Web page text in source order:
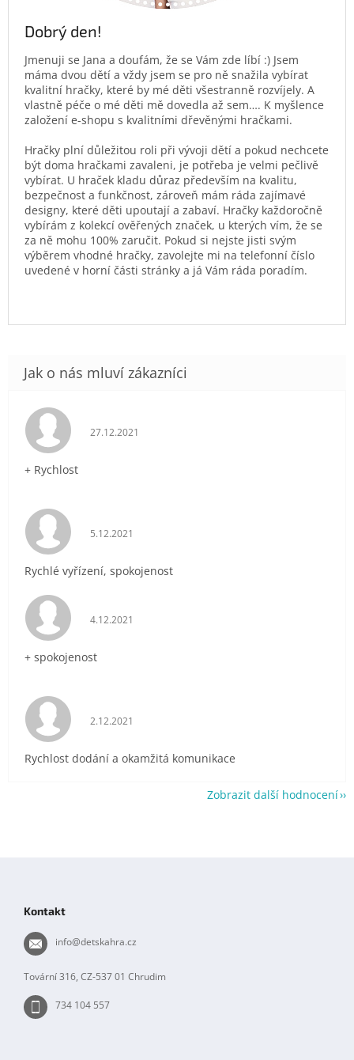
Dobrý den!
Jmenuji se Jana a doufám, že se Vám zde líbí :) Jsem
máma dvou dětí a vždy jsem se pro ně snažila vybírat
kvalitní hračky, které by mé děti všestranně rozvíjely. A
vlastně péče o mé děti mě dovedla až sem…. K myšlence
založení e-shopu s kvalitními dřevěnými hračkami.
Hračky plní důležitou roli při vývoji dětí a pokud nechcete
být doma hračkami zavaleni, je potřeba je velmi pečlivě
vybírat. U hraček kladu důraz především na kvalitu,
bezpečnost a funkčnost, zároveň mám ráda zajímavé
designy, které děti upoutají a zabaví. Hračky každoročně
vybírám z kolekcí ověřených značek, u kterých vím, že se
za ně mohu 100% zaručit. Pokud si nejste jisti svým
výběrem vhodné hračky, zavolejte mi na telefonní číslo
uvedené v horní části stránky a já Vám ráda poradím.
Hodnocení obchodu je 5 z 5 hvězdiček.
27.12.2021
+ Rychlost
Hodnocení obchodu je 5 z 5 hvězdiček.
5.12.2021
Rychlé vyřízení, spokojenost
Hodnocení obchodu je 5 z 5 hvězdiček.
4.12.2021
+ spokojenost
Hodnocení obchodu je 5 z 5 hvězdiček.
2.12.2021
Rychlost dodání a okamžitá komunikace
Zobrazit další hodnocení
Kontakt
info@detskahra.cz
Tovární 316, CZ-537 01 Chrudim
734 104 557